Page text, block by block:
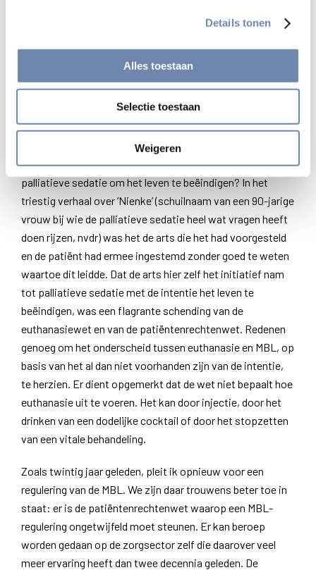
Details tonen
Alles toestaan
Selectie toestaan
Weigeren
niet onder de toepassing van de euthanasiewet valt. Alles
Triestig verhaal over Nienke
Is er in dit geval geen sprake van levensbeëindigend
handelen? En was dat niet het criterium om medisch
handelen onder de toepassing van de euthanasiewet te
doen vallen? Bovendien, wie kiest in die gevallen voor
palliatieve sedatie om het leven te beëindigen? In het
triestig verhaal over ‘Nienke’ (schuilnaam van een 90-jarige
vrouw bij wie de palliatieve sedatie heel wat vragen heeft
doen rijzen, nvdr) was het de arts die het had voorgesteld
en de patiënt had ermee ingestemd zonder goed te weten
waartoe dit leidde. Dat de arts hier zelf het initiatief nam
tot palliatieve sedatie met de intentie het leven te
beëindigen, was een flagrante schending van de
euthanasiewet en van de patiëntenrechtenwet. Redenen
genoeg om het onderscheid tussen euthanasie en MBL, op
basis van het al dan niet voorhanden zijn van de intentie,
te herzien. Er dient opgemerkt dat de wet niet bepaalt hoe
euthanasie uit te voeren. Het kan door injectie, door het
drinken van een dodelijke cocktail of door het stopzetten
van een vitale behandeling.
Zoals twintig jaar geleden, pleit ik opnieuw voor een
regulering van de MBL. We zijn daar trouwens beter toe in
staat: er is de patiëntenrechtenwet waarop een MBL-
regulering ongetwijfeld moet steunen. Er kan beroep
worden gedaan op de zorgsector zelf die daarover veel
meer ervaring heeft dan twee decennia geleden. De